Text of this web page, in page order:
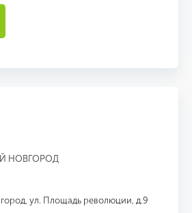
НОВГОРОД
ул. Площадь революции, д.9